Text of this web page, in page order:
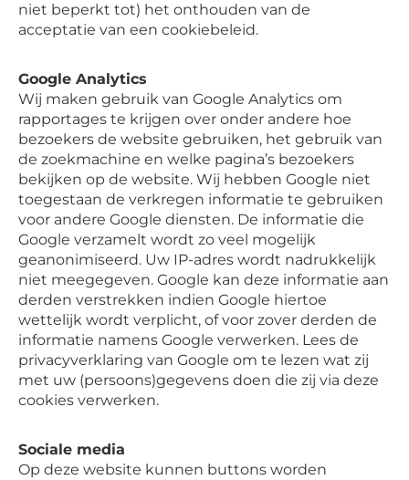
niet beperkt tot) het onthouden van de
acceptatie van een cookiebeleid.
Google Analytics
Wij maken gebruik van Google Analytics om
rapportages te krijgen over onder andere hoe
bezoekers de website gebruiken, het gebruik van
de zoekmachine en welke pagina’s bezoekers
bekijken op de website. Wij hebben Google niet
toegestaan de verkregen informatie te gebruiken
voor andere Google diensten. De informatie die
Google verzamelt wordt zo veel mogelijk
geanonimiseerd. Uw IP-adres wordt nadrukkelijk
niet meegegeven. Google kan deze informatie aan
derden verstrekken indien Google hiertoe
wettelijk wordt verplicht, of voor zover derden de
informatie namens Google verwerken. Lees de
privacyverklaring van Google om te lezen wat zij
met uw (persoons)gegevens doen die zij via deze
cookies verwerken.
Sociale media
Op deze website kunnen buttons worden